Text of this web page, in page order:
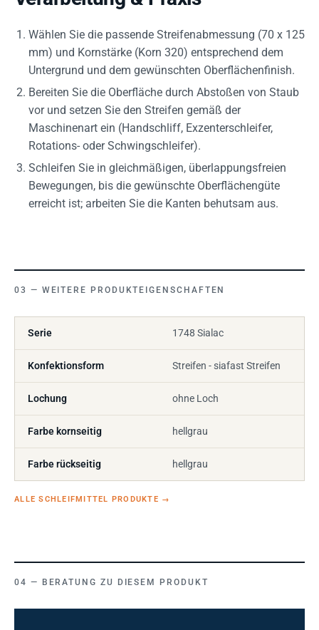
Wählen Sie die passende Streifenabmessung (70 x 125
mm) und Kornstärke (Korn 320) entsprechend dem
Untergrund und dem gewünschten Oberflächenfinish.
Bereiten Sie die Oberfläche durch Abstoßen von Staub
vor und setzen Sie den Streifen gemäß der
Maschinenart ein (Handschliff, Exzenterschleifer,
Rotations- oder Schwingschleifer).
Schleifen Sie in gleichmäßigen, überlappungsfreien
Bewegungen, bis die gewünschte Oberflächengüte
erreicht ist; arbeiten Sie die Kanten behutsam aus.
WEITERE PRODUKTEIGENSCHAFTEN
Serie 1748 Sialac
Konfektionsform Streifen - siafast Streifen
Lochung ohne Loch
Farbe kornseitig hellgrau
Farbe rückseitig hellgrau
ALLE SCHLEIFMITTEL PRODUKTE →
BERATUNG ZU DIESEM PRODUKT